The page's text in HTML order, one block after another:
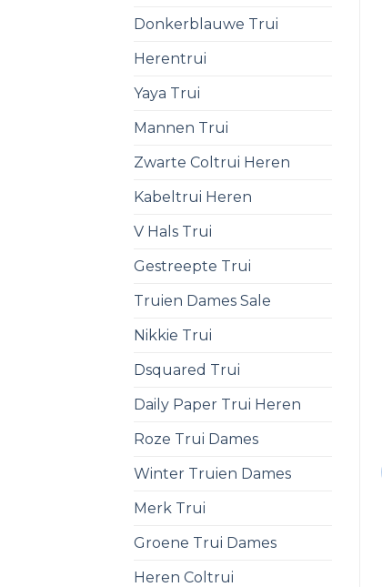
Donkerblauwe Trui
Herentrui
Yaya Trui
Mannen Trui
Zwarte Coltrui Heren
Kabeltrui Heren
V Hals Trui
Gestreepte Trui
Truien Dames Sale
Nikkie Trui
Dsquared Trui
Daily Paper Trui Heren
Roze Trui Dames
Winter Truien Dames
Merk Trui
Groene Trui Dames
Heren Coltrui